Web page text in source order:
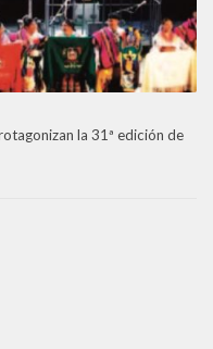
la 31ª edición de